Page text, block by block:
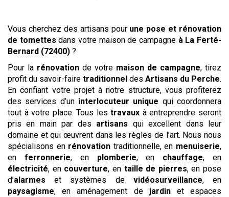
Vous cherchez des artisans pour une pose et rénovation
de tomettes dans votre maison de campagne à La Ferté-
Bernard (72400) ?
Pour la rénovation de votre maison de campagne, tirez
profit du savoir-faire traditionnel des Artisans du Perche.
En confiant votre projet à notre structure, vous profiterez
des services d’un interlocuteur unique qui coordonnera
tout à votre place. Tous lestravaux à entreprendre seront
pris en main par des artisans qui excellent dans leur
domaine et qui œuvrent dans les règles de l’art. Nous nous
spécialisons en rénovation traditionnelle, en menuiserie,
en ferronnerie, en plomberie, en chauffage, en
électricité, en couverture, en taille de pierres, en pose
d’alarmes et systèmes de vidéosurveillance, en
paysagisme, en aménagement de jardinet espaces